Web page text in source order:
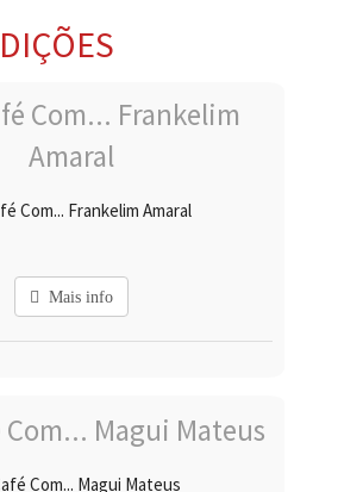
Com... Frankelim Amaral
Mais info
Com... Magui Mateus